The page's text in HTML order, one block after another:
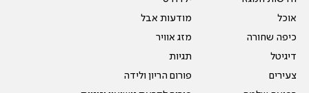
אוכל
כיפה שחורה
דיגיטל
צעירים
מודעות אבל
מזג אוויר
תגיות
פורום הריון ולידה